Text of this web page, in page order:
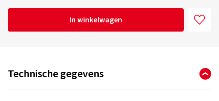
In winkelwagen
Technische gegevens